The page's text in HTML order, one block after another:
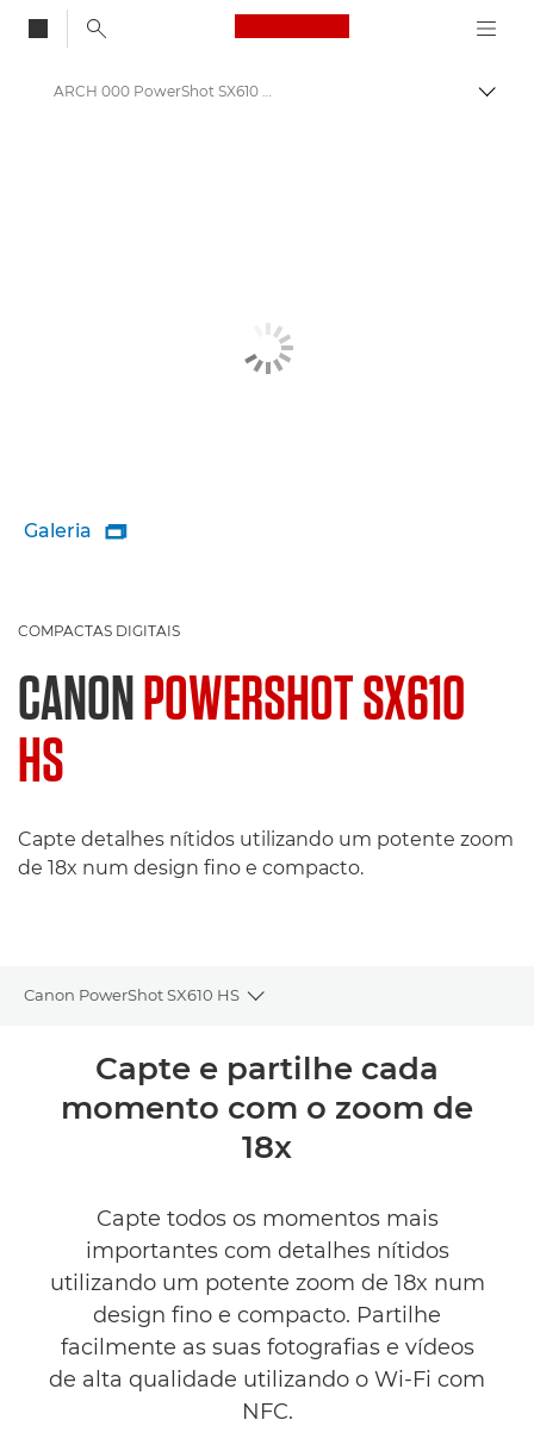
Canon Logo, back
ARCH 000 PowerShot SX610 HS
Galeria 
COMPACTAS DIGITAIS
CANONPOWERSHOT SX610
HS
Capte detalhes nítidos utilizando um potente zoom
de 18x num design fino e compacto.
Canon PowerShot SX610 HS
Toggle breadcrumbs
Descrição geral
Caraterísticas técnicas
Capte e partilhe cada
momento com o zoom de
18x
Capte todos os momentos mais
importantes com detalhes nítidos
utilizando um potente zoom de 18x num
design fino e compacto. Partilhe
facilmente as suas fotografias e vídeos
de alta qualidade utilizando o Wi-Fi com
NFC.